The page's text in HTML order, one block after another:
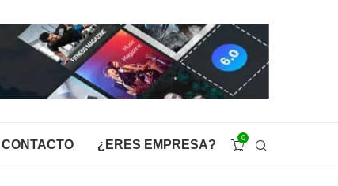
CONTACTO ¿ERES EMPRESA? 0